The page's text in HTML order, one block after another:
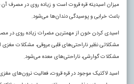
میزان اسیدیته قره قروت است و زیاده روی در مصرف
باعث خرابی و پوسیدگی دندان‌ها می‌شود.
اسیدی کردن خون از مهمترین مضرات زیاده روی در
مشکلاتی نظیر ناراحتی‌های قلبی عروقی، مشکلات
مشکلات گوارشی، ناراحتی‌های معده می‌شود.
اسید لاکتیک موجود در قره قروت، فعالیت نرون‌های